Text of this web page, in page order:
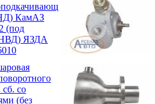
КамАЗ
(под
ЯЗДА
сб. со
(без